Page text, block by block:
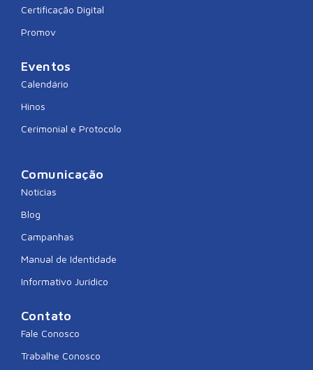
Certificação Digital
Promov
Eventos
Calendário
Hinos
Cerimonial e Protocolo
Comunicação
Notícias
Blog
Campanhas
Manual de Identidade
Informativo Jurídico
Contato
Fale Conosco
Trabalhe Conosco